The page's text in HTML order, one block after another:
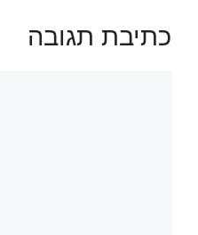
כתיבת תגובה